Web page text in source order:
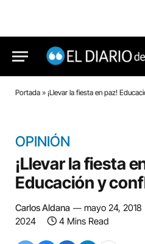
Portada » ¡Llevar la fiesta en paz!
OPINIÓN
¡Llevar la fiesta
Educación y
Carlos Aldana mayo 24, 2018
2024
4 Mins Read